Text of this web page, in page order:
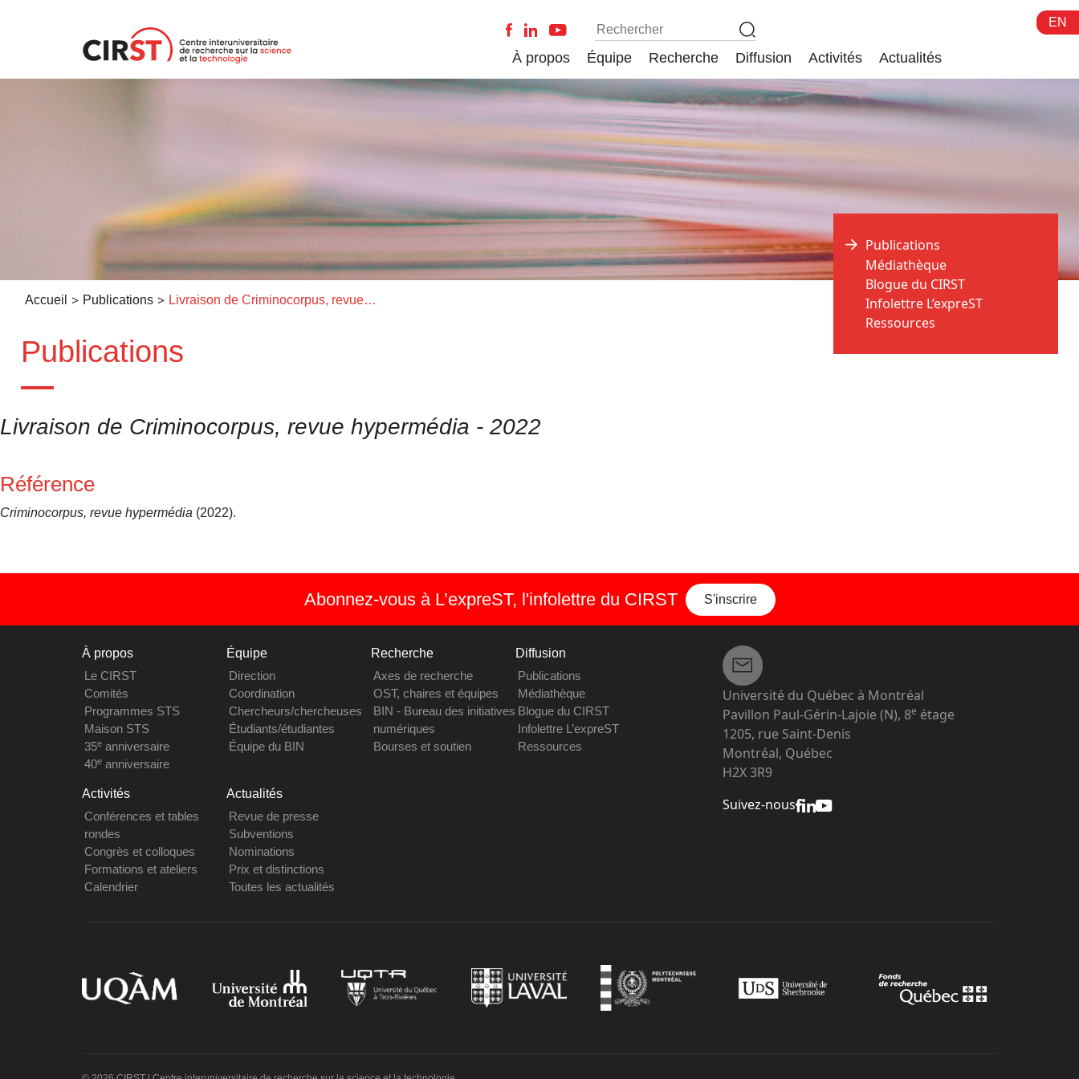
EN
À propos Équipe Recherche Diffusion Activités Actualités
Accueil > Publications > Livraison de Criminocorpus, revue hypermédia - 2022
Publications
Publications
Médiathèque
Blogue du CIRST
Infolettre L’expreST
Ressources
Livraison de Criminocorpus, revue hypermédia - 2022
Référence
Criminocorpus, revue hypermédia (2022).
Abonnez-vous à L’expreST, l'infolettre du CIRST S'inscrire
À propos
Le CIRST
Comités
Programmes STS
Maison STS
35eanniversaire
40eanniversaire
Équipe
Direction
Coordination
Chercheurs/chercheuses
Étudiants/étudiantes
Équipe du BIN
Recherche
Axes de recherche
OST, chaires et équipes
BIN - Bureau des initiatives
numériques
Bourses et soutien
Diffusion
Publications
Médiathèque
Blogue du CIRST
Infolettre L’expreST
Ressources
Activités
Conférences et tables
rondes
Congrès et colloques
Formations et ateliers
Calendrier
Actualités
Revue de presse
Subventions
Nominations
Prix et distinctions
Toutes les actualités
Université du Québec à Montréal
Pavillon Paul-Gérin-Lajoie (N), 8e étage
1205, rue Saint-Denis
Montréal, Québec
H2X 3R9
Suivez-nous